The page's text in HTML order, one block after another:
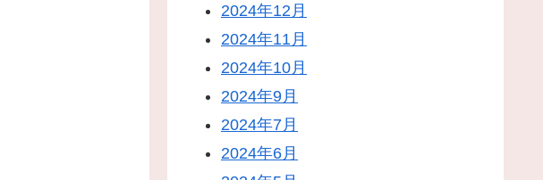
2024年12月
2024年11月
2024年10月
2024年9月
2024年7月
2024年6月